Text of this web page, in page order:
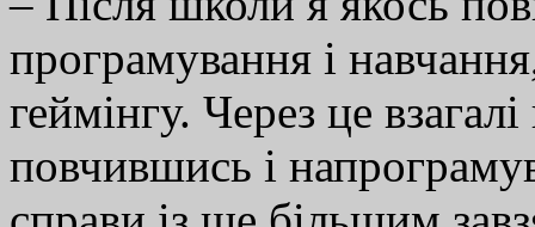
програмування і
геймінгу. Через це
повчившись і